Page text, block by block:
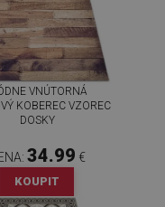
VNÚTORNÁ
KOBEREC VZOREC
DOSKY
34.99 €
KOUPIT